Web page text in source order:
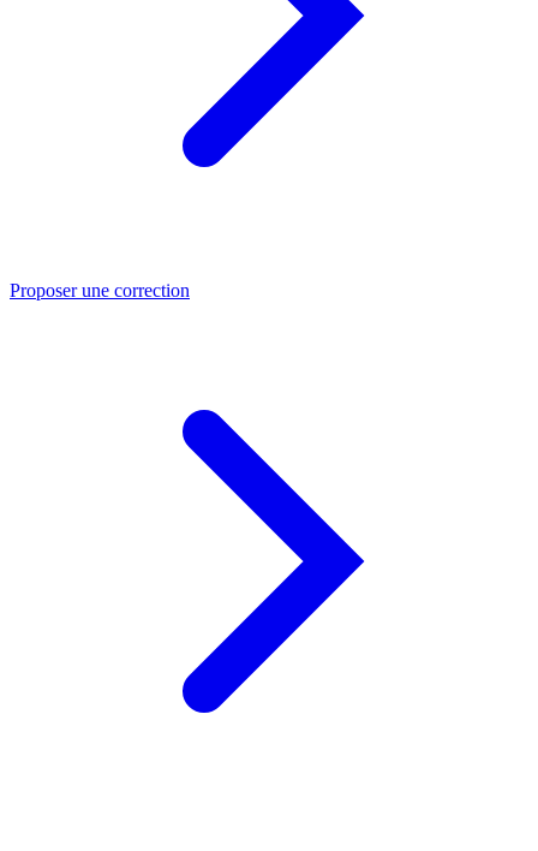
Proposer une correction